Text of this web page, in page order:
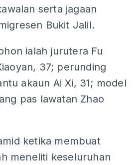
serta jagaan
Bukit Jalil.
ialah jurutera Fu
37; perunding
akaun Ai Xi, 31; model
pas lawatan Zhao
ketika membuat
meneliti keseluruhan